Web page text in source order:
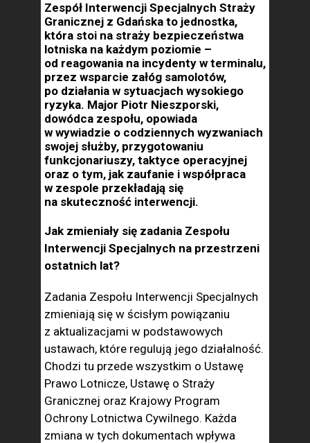
Zespół Interwencji Specjalnych Straży
Granicznej z Gdańska to jednostka,
która stoi na straży bezpieczeństwa
lotniska na każdym poziomie –
od reagowania na incydenty w terminalu,
przez wsparcie załóg samolotów,
po działania w sytuacjach wysokiego
ryzyka. Major Piotr Nieszporski,
dowódca zespołu, opowiada
w wywiadzie o codziennych wyzwaniach
swojej służby, przygotowaniu
funkcjonariuszy, taktyce operacyjnej
oraz o tym, jak zaufanie i współpraca
w zespole przekładają się
na skuteczność interwencji.
Jak zmieniały się zadania Zespołu
Interwencji Specjalnych na przestrzeni
ostatnich lat?
Zadania Zespołu Interwencji Specjalnych
zmieniają się w ścisłym powiązaniu
z aktualizacjami w podstawowych
ustawach, które regulują jego działalność.
Chodzi tu przede wszystkim o Ustawę
Prawo Lotnicze, Ustawę o Straży
Granicznej oraz Krajowy Program
Ochrony Lotnictwa Cywilnego. Każda
zmiana w tych dokumentach wpływa